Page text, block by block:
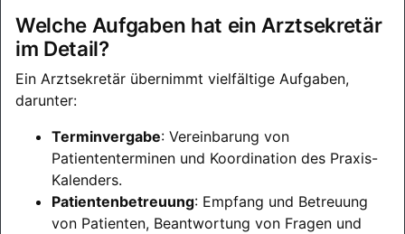
Welche Aufgaben hat ein Arztsekretär
im Detail?
Ein Arztsekretär übernimmt vielfältige Aufgaben,
darunter:
Terminvergabe: Vereinbarung von
Patiententerminen und Koordination des Praxis-
Kalenders.
Patientenbetreuung: Empfang und Betreuung
von Patienten, Beantwortung von Fragen und